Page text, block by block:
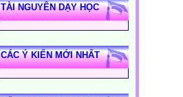
TÀI NGUYÊN DẠY HỌC
CÁC Ý KIẾN MỚI NHẤT